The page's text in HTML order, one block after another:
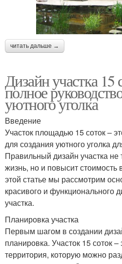
читать дальше →
Дизайн участка 15
полное
уютного уголка
Введение
Участок площадью 15 соток –
для создания уютного уголка
Правильный дизайн участка
жизнь, но и повысит
этой статье мы рассмотрим
красивого и функционального
участка.
Планировка участка
Первым шагом в создании
планировка. Участок 15 соток
территория, которую можно